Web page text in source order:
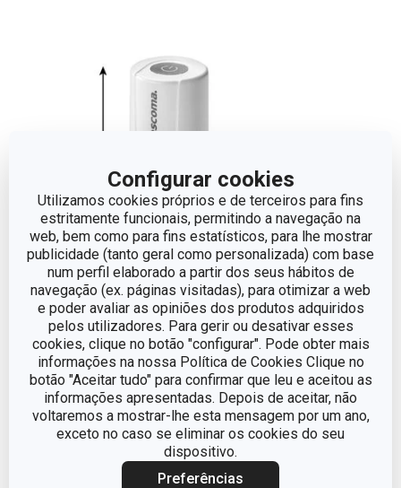
Configurar cookies
Utilizamos cookies próprios e de terceiros para fins
estritamente funcionais, permitindo a navegação na
web, bem como para fins estatísticos, para lhe mostrar
publicidade (tanto geral como personalizada) com base
num perfil elaborado a partir dos seus hábitos de
navegação (ex. páginas visitadas), para otimizar a web
e poder avaliar as opiniões dos produtos adquiridos
pelos utilizadores. Para gerir ou desativar esses
cookies, clique no botão "configurar". Pode obter mais
informações na nossa Política de Cookies Clique no
botão "Aceitar tudo" para confirmar que leu e aceitou as
informações apresentadas. Depois de aceitar, não
voltaremos a mostrar-lhe esta mensagem por um ano,
exceto no caso se eliminar os cookies do seu
dispositivo.
Preferências
Dimensões
ALTURA (CM) 11.1
DIÂMETRO 4.8